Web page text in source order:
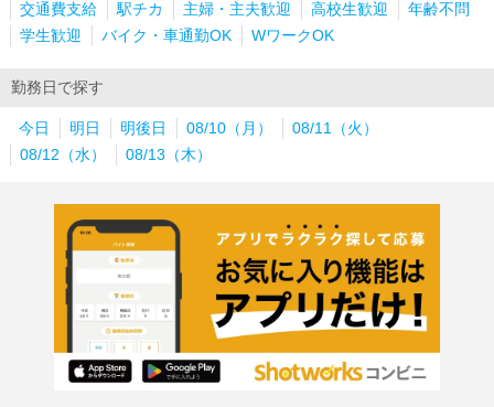
交通費支給
駅チカ 主婦・主夫歓迎 高校生歓迎
年齢不問
学生歓迎
バイク・車通勤OK WワークOK
勤務日で探す
今日 明日 明後日 08/10（月）
08/11（火）
08/12（水）
08/13（木）